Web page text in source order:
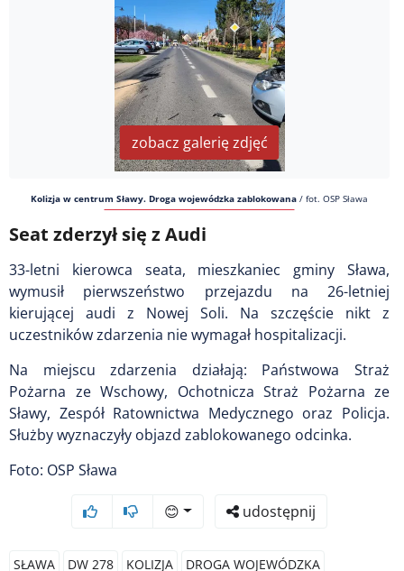
zobacz galerię zdjęć
Kolizja w centrum Sławy. Droga wojewódzka zablokowana / fot. OSP Sława
Seat zderzył się z Audi
33-letni kierowca seata, mieszkaniec gminy Sława,
wymusił pierwszeństwo przejazdu na 26-letniej
kierującej audi z Nowej Soli. Na szczęście nikt z
uczestników zdarzenia nie wymagał hospitalizacji.
Na miejscu zdarzenia działają: Państwowa Straż
Pożarna ze Wschowy, Ochotnicza Straż Pożarna ze
Sławy, Zespół Ratownictwa Medycznego oraz Policja.
Służby wyznaczyły objazd zablokowanego odcinka.
Foto: OSP Sława
😊 udostępnij
SŁAWA DW 278 KOLIZJA
DROGA WOJEWÓDZKA